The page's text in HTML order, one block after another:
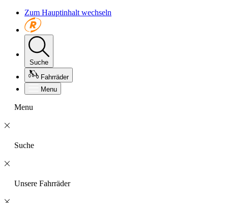
Zum Hauptinhalt wechseln
Suche
Fahrräder
Menu
Menu
Suche
Unsere Fahrräder